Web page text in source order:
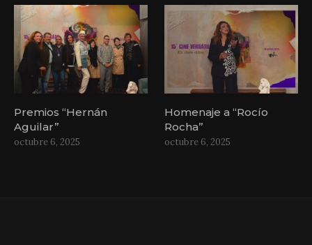
Premios “Hernán
Aguilar”
octubre 6, 2025
Homenaje a “Rocío
Rocha”
octubre 6, 2025